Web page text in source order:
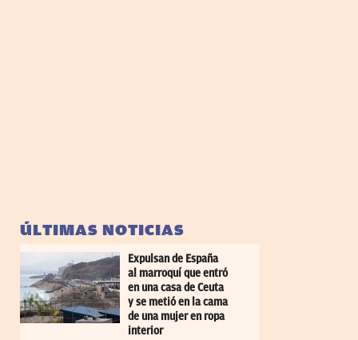
ÚLTIMAS NOTICIAS
Expulsan de España
al marroquí que entró
en una casa de Ceuta
y se metió en la cama
de una mujer en ropa
interior